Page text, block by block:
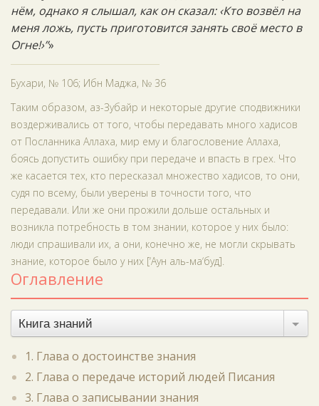
нём, однако я слышал, как он сказал: ‹Кто возвёл на
меня ложь, пусть приготовится занять своё место в
Огне!›”»
Бухари, № 106; Ибн Маджа, № 36
Таким образом, аз-Зубайр и некоторые другие сподвижники
воздерживались от того, чтобы передавать много хадисов
от Посланника Аллаха, мир ему и благословение Аллаха,
боясь допустить ошибку при передаче и впасть в грех. Что
же касается тех, кто пересказал множество хадисов, то они,
судя по всему, были уверены в точности того, что
передавали. Или же они прожили дольше остальных и
возникла потребность в том знании, которое у них было:
люди спрашивали их, а они, конечно же, не могли скрывать
знание, которое было у них [‘Аун аль-ма‘буд].
Оглавление
Книга знаний
1. Глава о достоинстве знания
2. Глава о передаче историй людей Писания
3. Глава о записывании знания